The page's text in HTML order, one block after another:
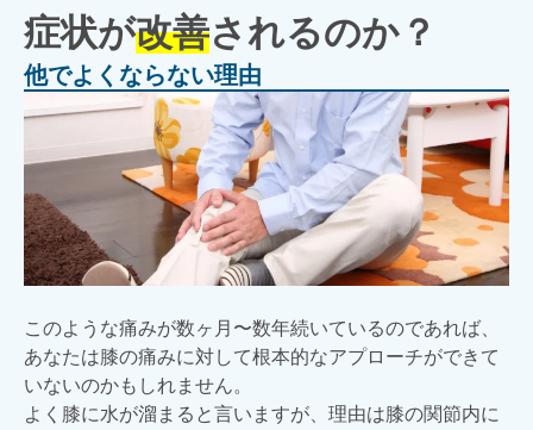
症状が改善されるのか？
他でよくならない理由
このような痛みが数ヶ月〜数年続いているのであれば、
あなたは膝の痛みに対して根本的なアプローチができて
いないのかもしれません。
よく膝に水が溜まると言いますが、理由は膝の関節内に